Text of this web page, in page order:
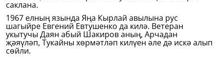
саклана.
1967 елның язында Яңа Кырлай авылына рус
шагыйре Евгений Евтушенко да килә. Ветеран
укытучы Даян абый Шакиров аның, Арчадан
җәяүләп, Тукайны хөр­мәтләп килүен әле дә искә алып
сөйли.